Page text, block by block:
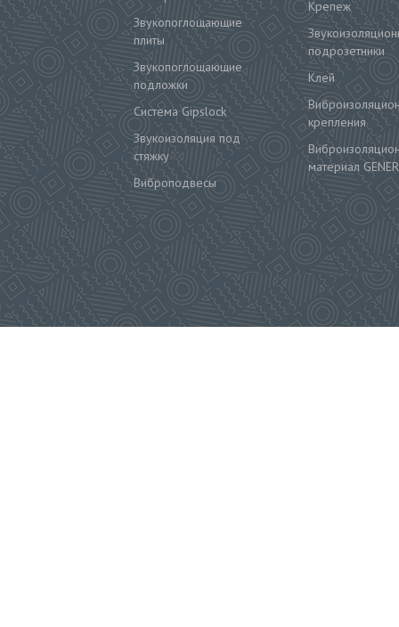
Звукопоглощающие
плиты
Звукопоглощающие
подложки
Система Gipslock
Звукоизоляция под
стяжку
Виброподвесы
Крепеж
подрозетники
Клей
крепления
материал